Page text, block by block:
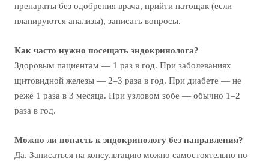
препараты без одобрения врача, прийти натощак (если
планируются анализы), записать вопросы.
Как часто нужно посещать эндокринолога?
Здоровым пациентам — 1 раз в год. При заболеваниях
щитовидной железы — 2–3 раза в год. При диабете — не
реже 1 раза в 3 месяца. При узловом зобе — обычно 1–2
раза в год.
Можно ли попасть к эндокринологу без направления?
Да. Записаться на консультацию можно самостоятельно по